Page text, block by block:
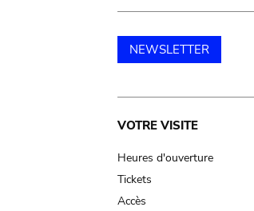
NEWSLETTER
Main
navigation
VOTRE VISITE
Heures d'ouverture
Tickets
Accès